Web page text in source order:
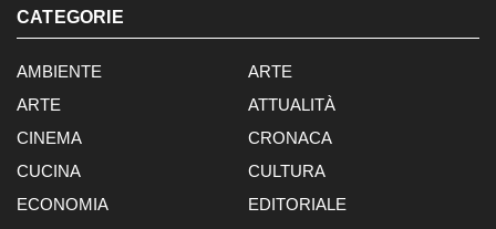
CATEGORIE
AMBIENTE
ARTE
ARTE
ATTUALITÀ
CINEMA
CRONACA
CUCINA
CULTURA
ECONOMIA
EDITORIALE